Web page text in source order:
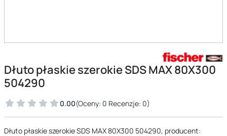
Dłuto płaskie szerokie SDS MAX 80X300
504290
0.00(Oceny: 0 Recenzje: 0)
Dłuto płaskie szerokie SDS MAX 80X300 504290, producent: